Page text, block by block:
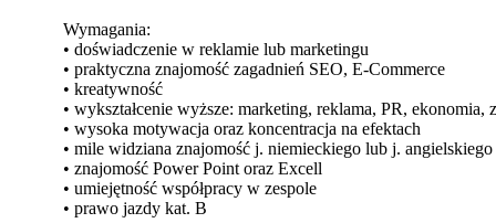
Wymagania:
• doświadczenie w reklamie lub marketingu
• praktyczna znajomość zagadnień SEO, E-Commerce
• kreatywność
• wykształcenie wyższe: marketing, reklama, PR, ekonomia,
• wysoka motywacja oraz koncentracja na efektach
• mile widziana znajomość j. niemieckiego lub j. angielskiego
• znajomość Power Point oraz Excell
• umiejętność współpracy w zespole
• prawo jazdy kat. B